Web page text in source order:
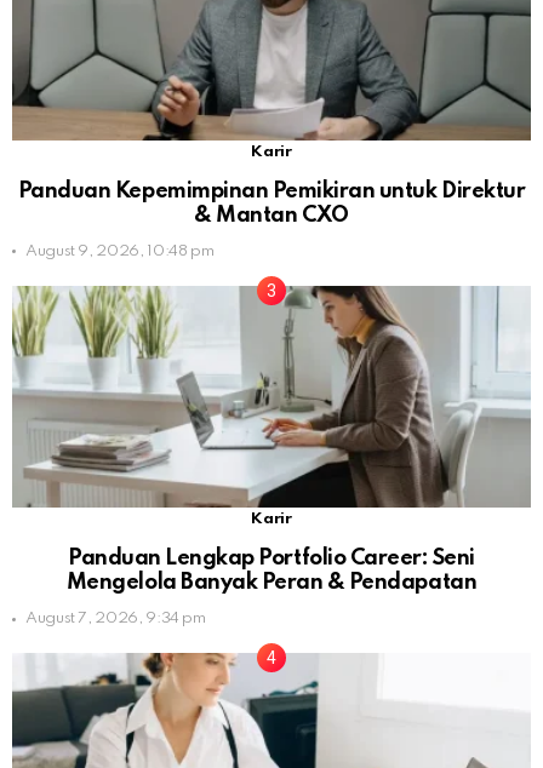
Karir
Panduan Kepemimpinan Pemikiran untuk Direktur
& Mantan CXO
August 9, 2026, 10:48 pm
Karir
Panduan Lengkap Portfolio Career: Seni
Mengelola Banyak Peran & Pendapatan
August 7, 2026, 9:34 pm